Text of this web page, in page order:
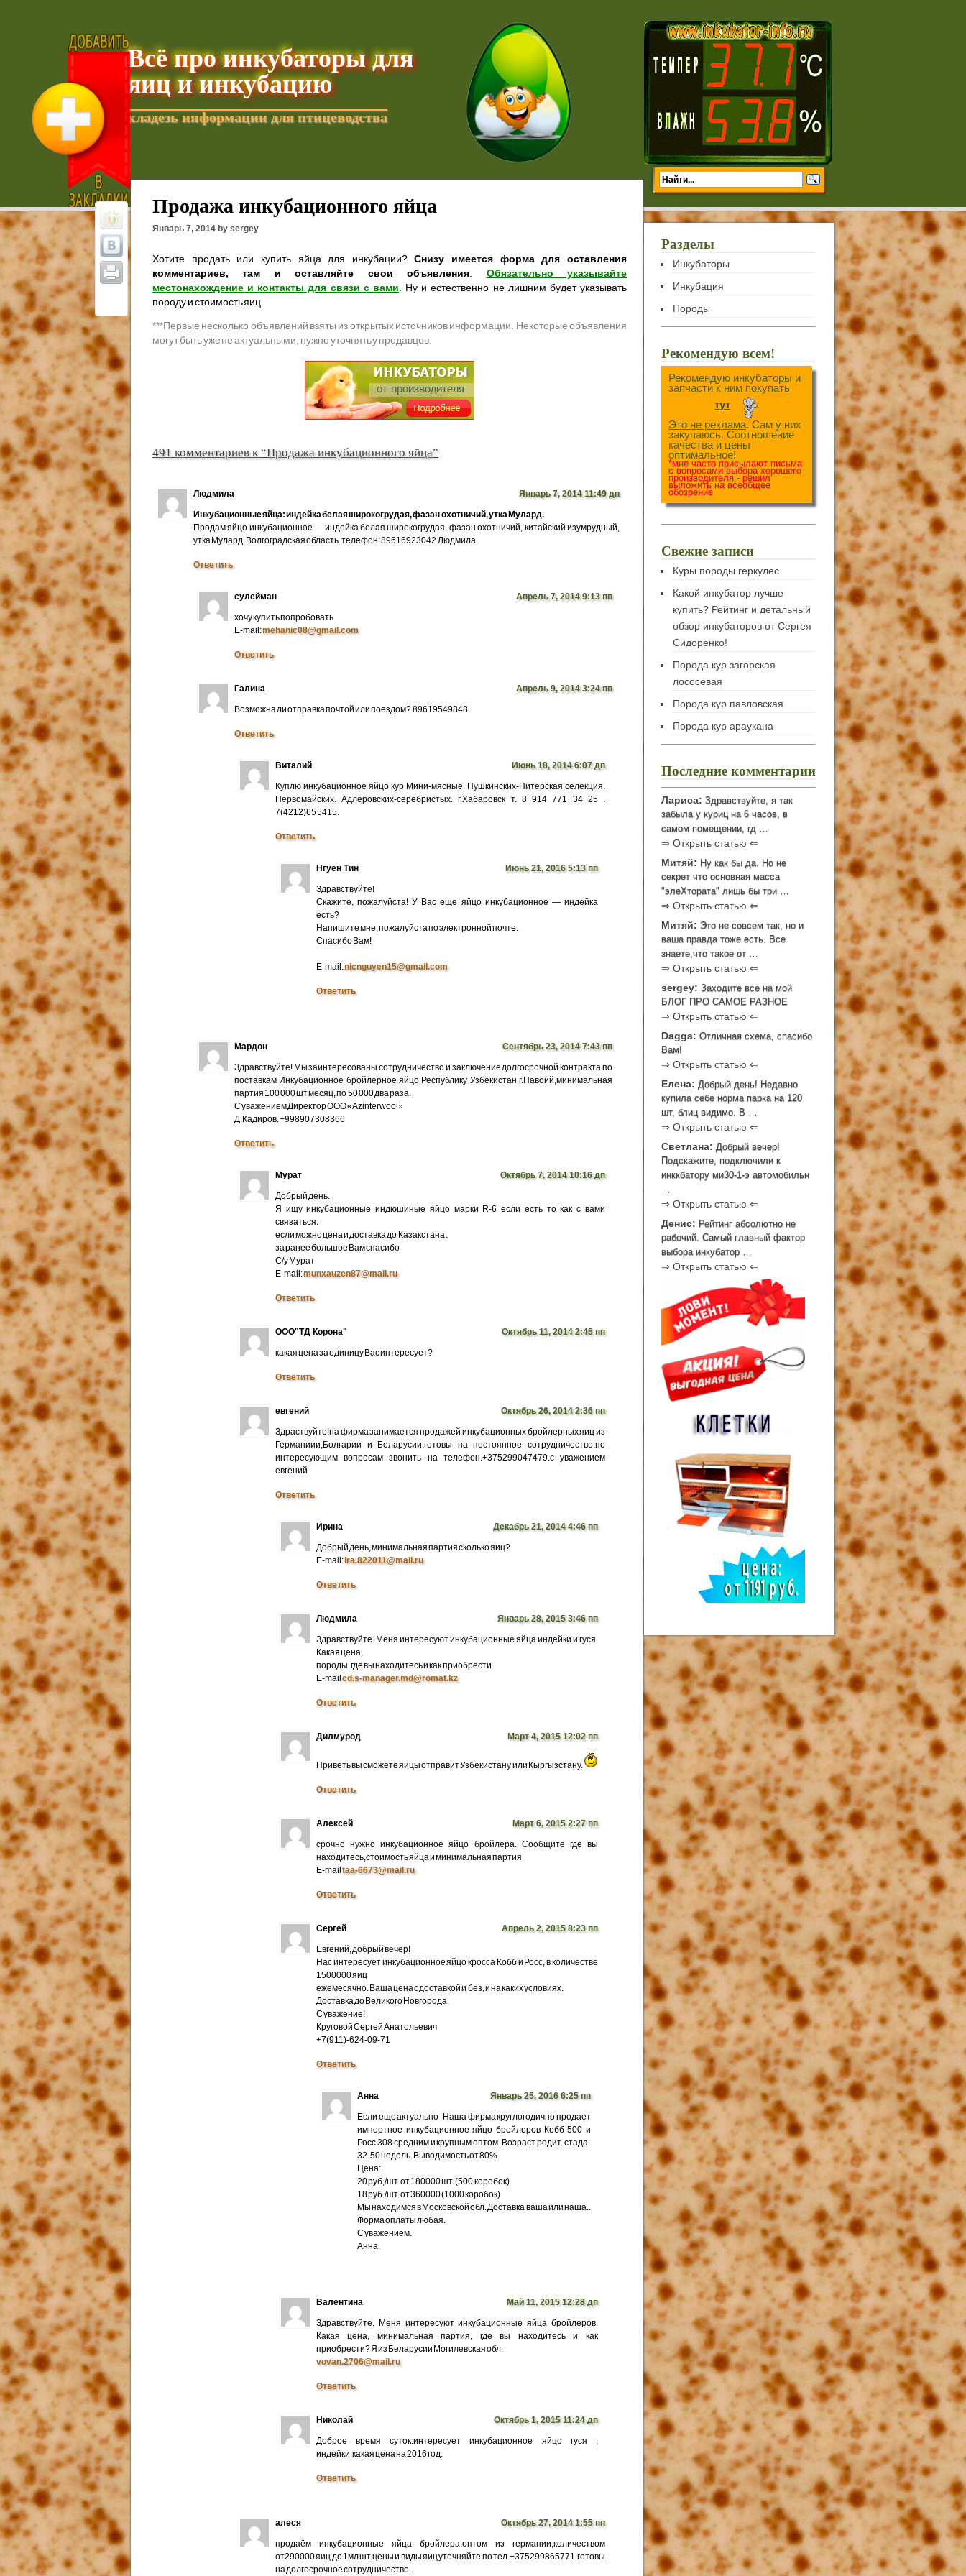
Всё про инкубаторы для
яиц и инкубацию
кладезь информации для птицеводства
Добавить текущую страницу в ИзбранноеПродажа инкубационного яйца
Январь 7, 2014 by sergey
Хотите продать или купить яйца для инкубации?Снизу имеется форма для оставления
комментариев, там и оставляйте свои объявления
Обязательно указывайте
местонахождение и контакты для связи с вами . Ну и естественно не лишним будет указывать
породу и стоимость яиц.
***Первые несколько объявлений взяты из открытых источников информации. Некоторые объявления
могут быть уже не актуальными, нужно уточнять у продавцов.
491 комментариев к “Продажа инкубационного яйца”
Людмила Январь 7, 2014 11:49 дп
Инкубационные яйца: индейка белая широкогрудая, фазан охотничий, утка Мулард.
Продам яйцо инкубационное — индейка белая широкогрудая, фазан охотничий, китайский изумрудный,
утка Мулард. Волгоградская область. телефон: 89616923042 Людмила.
Ответить
сулейман Апрель 7, 2014 9:13 пп
хочу купить попробовать
E-mail:mehanic08@gmail.com
Ответить
Галина Апрель 9, 2014 3:24 пп
Возможна ли отправка почтой или поездом? 89619549848
Ответить
Виталий Июнь 18, 2014 6:07 дп
Куплю инкубационное яйцо кур Мини-мясные. Пушкинских-Питерская селекция.
Первомайских. Адлеровских-серебристых. г.Хабаровск т. 8 914 771 34 25 .
7(4212)65 5415.
Ответить
Нгуен Тин Июнь 21, 2016 5:13 пп
Здравствуйте!
Скажите, пожалуйста! У Вас еще яйцо инкубационное — индейка
есть?
Напишите мне, пожалуйста по электронной почте.
Cпасибо Вам!
E-mail:nicnguyen15@gmail.com
Ответить
Мардон Сентябрь 23, 2014 7:43 пп
Здравствуйте! Мы заинтересованы сотрудничество и заключение долгосрочной контракта по
поставкам Инкубационное бройлерное яйцо Республику Узбекистан г.Навоий,минимальная
партия 100 000 шт месяц, по 50 000 два раза.
С уважением Директор ООО «Azinterwooi»
Д.Кадиров. +998907308366
Ответить
Мурат Октябрь 7, 2014 10:16 дп
Добрый день.
Я ищу инкубационные индюшиные яйцо марки R-6 если есть то как с вами
связаться.
если можно цена и доставка до Казакстана .
за ранее большое Вам спасибо
С/у Мурат
E-mail:munxauzen87@mail.ru
Ответить
ООО"ТД Корона" Октябрь 11, 2014 2:45 пп
какая цена за единицу Вас интересует?
Ответить
евгений Октябрь 26, 2014 2:36 пп
Здраствуйте!на фирма занимается продажей инкубационных бройлерных яиц из
Германиии,Болгарии и Беларусии.готовы на постоянное сотрудничество.по
интересующим вопросам звонить на телефон.+375299047479.с уважением
евгений
Ответить
Ирина Декабрь 21, 2014 4:46 пп
Добрый день, минимальная партия сколько яиц?
E-mail:ira.822011@mail.ru
Ответить
Людмила Январь 28, 2015 3:46 пп
Здравствуйте. Меня интересуют инкубационные яйца индейки и гуся.
Какая цена,
породы, где вы находитесь и как приобрести
E-mailcd.s-manager.md@romat.kz
Ответить
Дилмурод Март 4, 2015 12:02 пп
Приветь вы сможете яицы отправит Узбекистану или Кыргызстану.
Ответить
Алексей Март 6, 2015 2:27 пп
срочно нужно инкубационное яйцо бройлера. Сообщите где вы
находитесь,стоимость яйца и минимальная партия.
E-mailtaa-6673@mail.ru
Ответить
Сергей Апрель 2, 2015 8:23 пп
Евгений, добрый вечер!
Нас интересует инкубационное яйцо кросса Кобб и Росс, в количестве
1500000 яиц
ежемесячно. Ваша цена с доставкой и без, и на каких условиях.
Доставка до Великого Новгорода.
С уважение!
Круговой Сергей Анатольевич
+7(911)-624-09-71
Ответить
Анна Январь 25, 2016 6:25 пп
Если еще актуально- Наша фирма круглогодично продает
импортное инкубационное яйцо бройлеров Кобб 500 и
Росс 308 средним и крупным оптом. Возраст родит. стада-
32-50 недель. Выводимость от 80%.
Цена:
20 руб,/шт. от 180000 шт. (500 коробок)
18 руб./шт. от 360000 (1000 коробок)
Мы находимся в Московской обл. Доставка ваша или наша..
Форма оплаты любая.
С уважением.
Анна.
Валентина Май 11, 2015 12:28 дп
Здравствуйте. Меня интересуют инкубационные яйца бройлеров.
Какая цена, минимальная партия, где вы находитесь и как
приобрести? Я из Беларусии Могилевская обл.
vovan.2706@mail.ru
Ответить
Николай Октябрь 1, 2015 11:24 дп
Доброе время суток.интересует инкубационное яйцо гуся ,
индейки,какая цена на 2016 год.
Ответить
алеся Октябрь 27, 2014 1:55 пп
продаём инкубационные яйца бройлера.оптом из германии,количеством
от290000 яиц до 1мл шт.цены и виды яиц уточняйте по тел.+375299865771.готовы
на долгосрочное сотрудничество.
Разделы
Инкубаторы
Инкубация
Породы
Рекомендую всем!
Рекомендую инкубаторы и
запчасти к ним покупать
тут
Это не реклама. Сам у них
закупаюсь. Соотношение
качества и цены
оптимальное!
*мне часто присылают письма
с вопросами выбора хорошего
производителя - решил
выложить на всеобщее
обозрение
Свежие записи
Куры породы геркулес
Какой инкубатор лучше
купить? Рейтинг и детальный
обзор инкубаторов от Сергея
Сидоренко!
Порода кур загорская
лососевая
Порода кур павловская
Порода кур араукана
Последние комментарии
Лариса: Здравствуйте, я так
забыла у куриц на 6 часов, в
самом помещении, гд …
⇒ Открыть статью ⇐
Митяй: Ну как бы да. Но не
секрет что основная масса
"элеХтората" лишь бы три …
⇒ Открыть статью ⇐
Митяй: Это не совсем так, но и
ваша правда тоже есть. Все
знаете,что такое от …
⇒ Открыть статью ⇐
sergey: Заходите все на мой
БЛОГ ПРО САМОЕ РАЗНОЕ
⇒ Открыть статью ⇐
Dagga: Отличная схема, спасибо
Вам!
⇒ Открыть статью ⇐
Елена: Добрый день! Недавно
купила себе норма парка на 120
шт, блиц видимо. В …
⇒ Открыть статью ⇐
Светлана: Добрый вечер!
Подскажите, подключили к
инккбатору ми30-1-э автомобильн
…
⇒ Открыть статью ⇐
Денис: Рейтинг абсолютно не
рабочий. Самый главный фактор
выбора инкубатор …
⇒ Открыть статью ⇐